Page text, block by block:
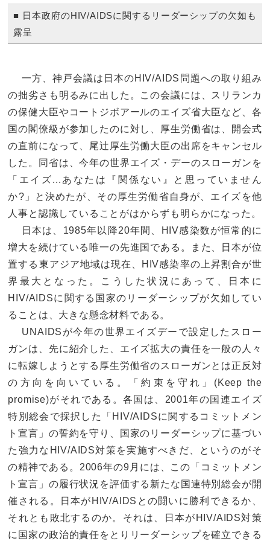
■ 日本政府のHIV/AIDSに関するリーダーシップの欠如も
露呈
一方、神戸会議は日本のHIV/AIDS問題への取り組み
の拙劣さも明るみに出した。この会議には、スリランカ
の保健大臣やコートジボアールのエイズ省大臣など、各
国の閣僚級が参加したのに対し、厚生労働省は、開会式
の直前になって、尾辻厚生労働大臣の出席をキャンセル
した。同省は、今年の世界エイズ・デーのスローガンを
「エイズ...あなたは『関係ない』と思っていません
か?」と決めたが、その厚生労働省自身が、エイズを他
人事と認識していることがはからずも明らかになった。
日本は、1985年以降20年間、HIV感染数が恒常的に
増大を続けている唯一の先進国である。また、日本が位
置する東アジア地域は現在、HIV感染率の上昇割合が世
界最大となった。こうした状況にあって、日本に
HIV/AIDSに関する国家のリーダーシップが欠如してい
ることは、大きな懸念材料である。
UNAIDSが今年の世界エイズデーで設定したスロー
ガンは、先に紹介した、エイズ拡大の責任を一般の人々
に転嫁しようとする厚生労働省のスローガンとは正反対
の方向を向いている。「約束を守れ」(Keep the
promise)がそれである。各国は、2001年の国連エイズ
特別総会で採択した「HIV/AIDSに関するコミットメン
ト宣言」の誓約を守り、国家のリーダーシップに基づい
た強力なHIV/AIDS対策を実施すべきだ、というのがそ
の精神である。2006年の9月には、この「コミットメン
ト宣言」の履行状況を評価する新たな国連特別総会が開
催される。日本がHIV/AIDSとの闘いに勝利できるか、
それとも敗北するのか。それは、日本がHIV/AIDS対策
に国家の政治的責任をとりリーダーシップを確立できる